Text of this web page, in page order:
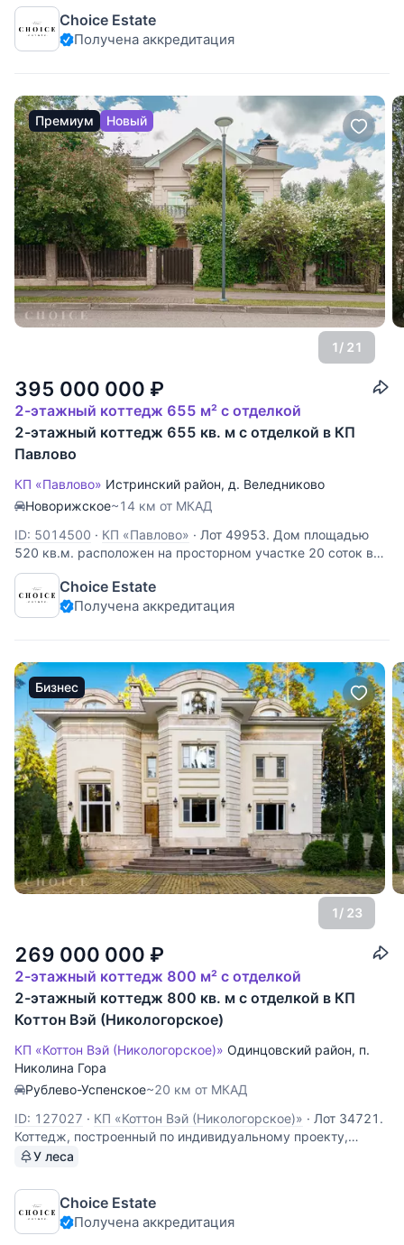
коттеджном поселке "Миллениум парк". Дом под ключ с
мебелью, в котором продуманная планировка сочетается с
качественной отделкой и премиальной мебелью. В самом
Choice Estate
Получена аккредитация
Премиум Новый
1/ 21
395 000 000 ₽
2-этажный коттедж 655 м² с отделкой
2-этажный коттедж 655 кв. м с отделкой в КП
Павлово
КП «Павлово» Истринский район, д. Веледниково
Новорижское~14 км от МКАД
ID: 5014500 · КП «Павлово» · Лот 49953. Дом площадью
520 кв.м. расположен на просторном участке 20 соток в
элитном коттеджном поселке "Павлово". Дом под ключ с
мебелью, в котором расположены: 5 спален, 6 с/у,
гардеробные комнаты, 2 кухни, гостиная с камином,
Choice Estate
Получена аккредитация
Бизнес
1/ 23
269 000 000 ₽
2-этажный коттедж 800 м² с отделкой
2-этажный коттедж 800 кв. м с отделкой в КП
Коттон Вэй (Никологорское)
КП «Коттон Вэй (Никологорское)» Одинцовский район, п.
Николина Гора
Рублево-Успенское~20 км от МКАД
ID: 127027 · КП «Коттон Вэй (Никологорское)» · Лот 34721.
Коттедж, построенный по индивидуальному проекту,
выдержан в строгом, но элегантном восточноевропейском
сантехника, а мебель выполнена в классическом стиле.
Вокруг растут девственные сосновые
У леса
Choice Estate
Получена аккредитация